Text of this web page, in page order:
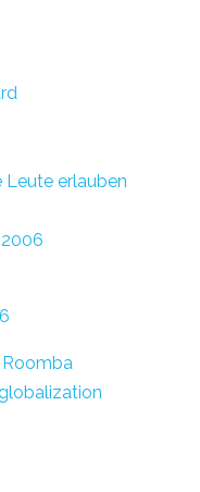
Leute erlauben